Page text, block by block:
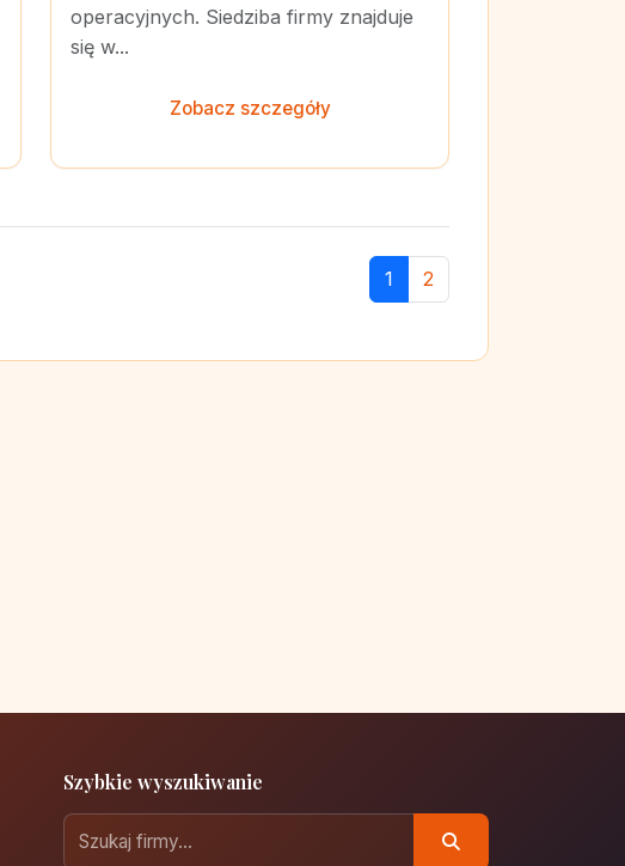
operacyjnych. Siedziba firmy znajduje
się w...
Zobacz szczegóły
1 2
Szybkie wyszukiwanie